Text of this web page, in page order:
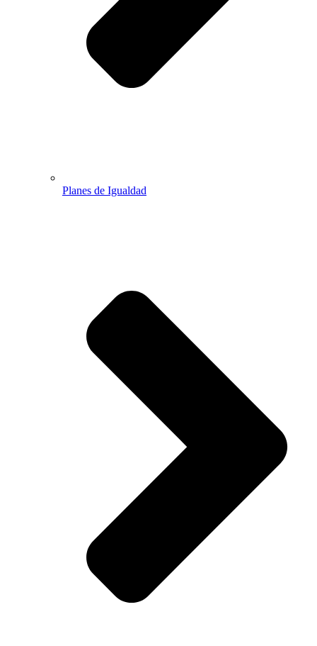
Planes de Igualdad